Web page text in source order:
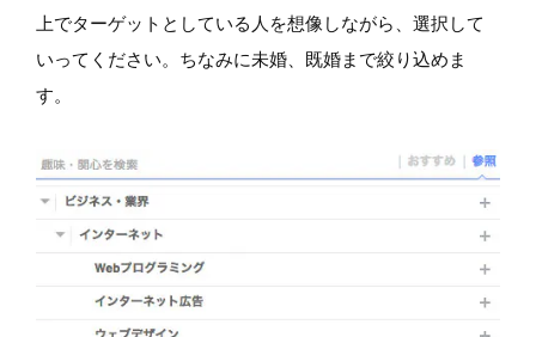
上でターゲットとしている人を想像しながら、選択して
いってください。ちなみに未婚、既婚まで絞り込めま
す。